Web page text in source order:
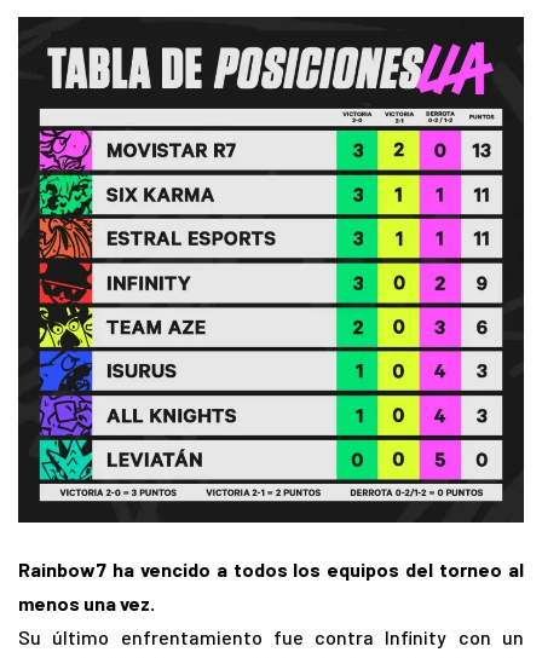
Rainbow7 ha vencido a todos los equipos del torneo al
menos una vez.
Su último enfrentamiento fue contra Infinity con un